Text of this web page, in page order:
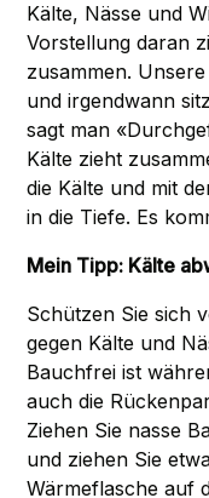
Kälte, Nässe und
Vorstellung daran
zusammen.
und irgendwann
sagt man
Kälte zieht
die Kälte und mit
in die Tiefe. Es
Mein Tipp: Kälte
Schützen Sie sich
gegen Kälte und
Bauchfrei ist
auch die
Ziehen Sie nasse
und ziehen Sie
Wärmeflasche auf